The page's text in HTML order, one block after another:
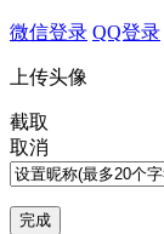
微信登录 QQ登录
上传头像
截取
取消